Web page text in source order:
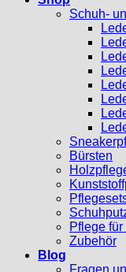
Schuh-
Bürsten
Pflege
Zubehör
Blog
Fragen